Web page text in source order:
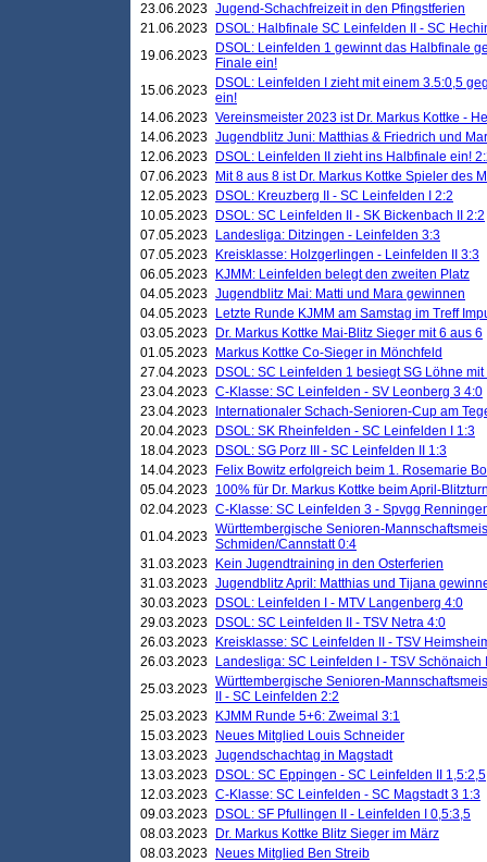
23.06.2023 Jugend-Schachfreizeit in den Pfingstferien
21.06.2023
DSOL: Halbfinale SC Leinfelden II - SC
19.06.2023
DSOL: Leinfelden 1 gewinnt das Halbfinale
Finale ein!
15.06.2023
DSOL: Leinfelden I zieht mit einem 3.5:0,5
ein!
14.06.2023 Vereinsmeister 2023 ist Dr. Markus Kottke -
14.06.2023 Jugendblitz Juni: Matthias & Friedrich und
12.06.2023
DSOL: Leinfelden II zieht ins Halbfinale ein!
07.06.2023
Mit 8 aus 8 ist Dr. Markus Kottke Spieler des
12.05.2023
DSOL: Kreuzberg II - SC Leinfelden I 2:2
10.05.2023
DSOL: SC Leinfelden II - SK Bickenbach II 2:2
07.05.2023
Landesliga: Ditzingen - Leinfelden 3:3
07.05.2023
Kreisklasse: Holzgerlingen - Leinfelden II 3:3
06.05.2023
KJMM: Leinfelden belegt den zweiten Platz
04.05.2023 Jugendblitz Mai: Matti und Mara gewinnen
04.05.2023
Letzte Runde KJMM am Samstag im Treff
03.05.2023
Dr. Markus Kottke Mai-Blitz Sieger mit 6 aus 6
01.05.2023
Markus Kottke Co-Sieger in Mönchfeld
27.04.2023
DSOL: SC Leinfelden 1 besiegt SG Löhne mit
23.04.2023 C-Klasse: SC Leinfelden - SV Leonberg 3 4:0
23.04.2023
Internationaler Schach-Senioren-Cup am
20.04.2023
DSOL: SK Rheinfelden - SC Leinfelden I 1:3
18.04.2023
DSOL: SG Porz III - SC Leinfelden II 1:3
14.04.2023
Felix Bowitz erfolgreich beim 1. Rosemarie
05.04.2023 100% für Dr. Markus Kottke beim April-
02.04.2023 C-Klasse: SC Leinfelden 3 - Spvgg
01.04.2023 Württembergische Senioren-
Schmiden/Cannstatt 0:4
31.03.2023
Kein Jugendtraining in den Osterferien
31.03.2023 Jugendblitz April: Matthias und Tijana
30.03.2023
DSOL: Leinfelden I - MTV Langenberg 4:0
29.03.2023
DSOL: SC Leinfelden II - TSV Netra 4:0
26.03.2023
Kreisklasse: SC Leinfelden II - TSV
26.03.2023
Landesliga: SC Leinfelden I - TSV Schönaich
25.03.2023 Württembergische Senioren-
II - SC Leinfelden 2:2
25.03.2023
KJMM Runde 5+6: Zweimal 3:1
15.03.2023
Neues Mitglied Louis Schneider
13.03.2023 Jugendschachtag in Magstadt
13.03.2023
DSOL: SC Eppingen - SC Leinfelden II 1,5:2,5
12.03.2023 C-Klasse: SC Leinfelden - SC Magstadt 3 1:3
09.03.2023
DSOL: SF Pfullingen II - Leinfelden I 0,5:3,5
08.03.2023
Dr. Markus Kottke Blitz Sieger im März
08.03.2023
Neues Mitglied Ben Streib